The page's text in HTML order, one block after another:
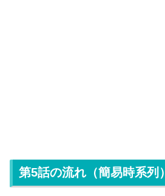
第5話の流れ（簡易時系列）